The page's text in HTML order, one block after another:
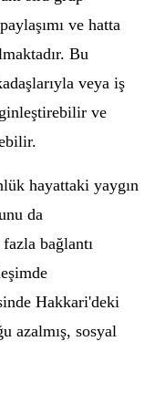
ve hatta
Bu
veya iş
ve
hayattaki yaygın
da
bağlantı
Hakkari'deki
azalmış, sosyal